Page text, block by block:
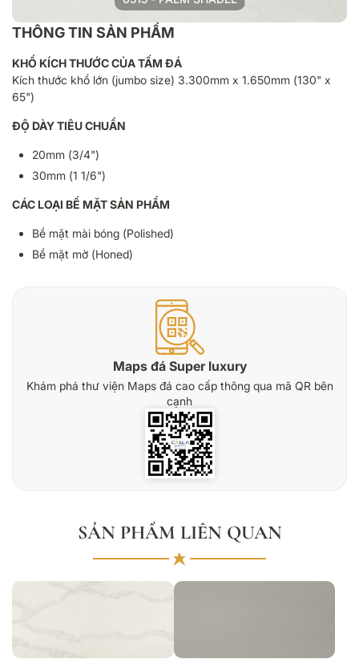
THÔNG TIN SẢN PHẨM
KHỔ KÍCH THƯỚC CỦA TẤM ĐÁ
Kích thước khổ lớn (jumbo size) 3.300mm x 1.650mm (130" x
65")
ĐỘ DÀY TIÊU CHUẨN
20mm (3/4")
30mm (1 1/6")
CÁC LOẠI BỀ MẶT SẢN PHẨM
Bề mặt mài bóng (Polished)
Bề mặt mờ (Honed)
Maps đá Super luxury
Khám phá thư viện Maps đá cao cấp thông qua mã QR bên
cạnh
SẢN PHẨM LIÊN QUAN